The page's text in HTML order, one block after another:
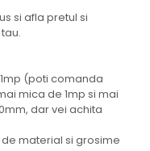
si afla pretul si
(poti comanda
mica de 1mp si mai
dar vei achita
material si grosime